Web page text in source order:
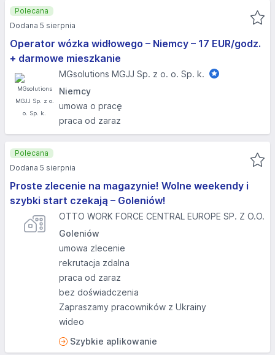
Operator wózka widłowego – Niemcy – 17 EUR/godz.
+ darmowe mieszkanie
MGsolutions MGJJ Sp. z o. o. Sp. k.
Niemcy
umowa o pracę
praca od zaraz
Polecana
Dodana 5 sierpnia
Proste zlecenie na magazynie! Wolne weekendy i
szybki start czekają – Goleniów!
OTTO WORK FORCE CENTRAL EUROPE SP. Z O.O.
Goleniów
umowa zlecenie
rekrutacja zdalna
praca od zaraz
bez doświadczenia
Zapraszamy pracowników z Ukrainy
wideo
Szybkie aplikowanie
Polecana
Dodana 5 sierpnia